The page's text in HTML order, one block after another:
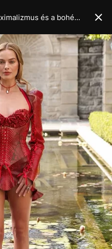
2026 a divatban a maximalizmus és a bohém élet éve lesz, legalábbis a legújabb haute couture kollekciók alapján